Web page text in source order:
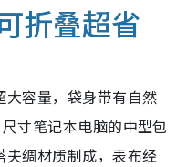
折叠超省
容量，袋身带有自然
寸笔记本电脑的中型包
绸材质制成，表布经